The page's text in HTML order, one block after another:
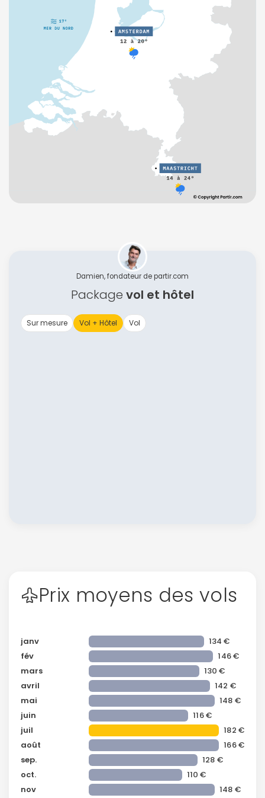
Damien, fondateur de partir.com
Package vol et hôtel
Sur mesure Vol + Hôtel Vol
Prix moyens des vols
janv
134 €
fév
146 €
mars
130 €
avril
142 €
mai
148 €
juin
116 €
juil
182 €
août
166 €
sep.
128 €
oct.
110 €
nov
148 €